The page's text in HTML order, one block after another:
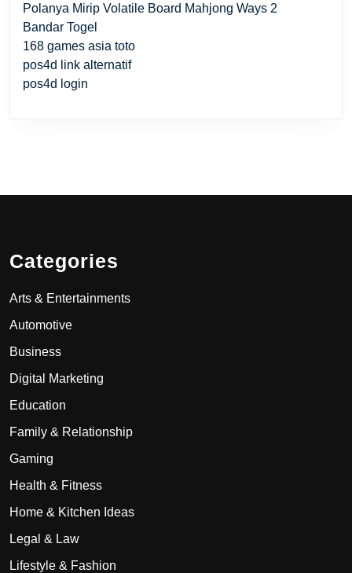
Polanya Mirip Volatile Board Mahjong Ways 2
Bandar Togel
168 games asia toto
pos4d link alternatif
pos4d login
Categories
Arts & Entertainments
Automotive
Business
Digital Marketing
Education
Family & Relationship
Gaming
Health & Fitness
Home & Kitchen Ideas
Legal & Law
Lifestyle & Fashion